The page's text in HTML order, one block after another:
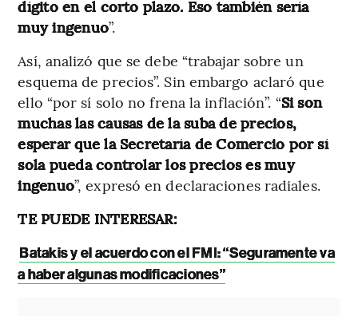
dígito en el corto plazo. Eso también sería
muy ingenuo”.
Así, analizó que se debe “trabajar sobre un
esquema de precios”. Sin embargo aclaró que
ello “por sí solo no frena la inflación”. “Si son
muchas las causas de la suba de precios,
esperar que la Secretaría de Comercio por sí
sola pueda controlar los precios es muy
ingenuo”, expresó en declaraciones radiales.
TE PUEDE INTERESAR:
Batakis y el acuerdo con el FMI: “Seguramente va
a haber algunas modificaciones”